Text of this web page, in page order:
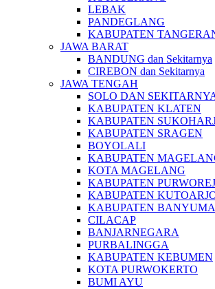
LEBAK
PANDEGLANG
KABUPATEN
JAWA BARAT
BANDUNG dan Sekitarnya
CIREBON dan Sekitarnya
JAWA TENGAH
SOLO DAN
KABUPATEN KLATEN
KABUPATEN
KABUPATEN SRAGEN
BOYOLALI
KABUPATEN
KOTA MAGELANG
KABUPATEN
KABUPATEN
KABUPATEN
CILACAP
BANJARNEGARA
PURBALINGGA
KABUPATEN KEBUMEN
KOTA PURWOKERTO
BUMI AYU